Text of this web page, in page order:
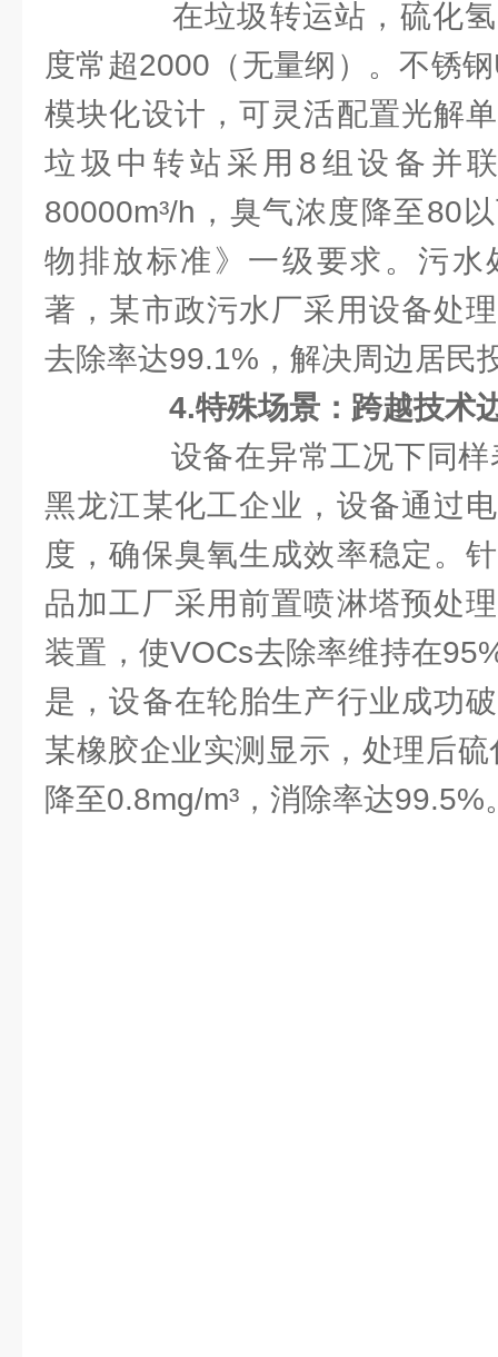
在垃圾转运站，硫化氢
度常超2000（无量纲）。不锈
模块化设计，可灵活配置光解
垃圾中转站采用8组设备并
80000m³/h，臭气浓度降至80
物排放标准》一级要求。污水
著，某市政污水厂采用设备处
去除率达99.1%，解决周边居民
4.特殊场景：跨越技术
设备在异常工况下同样
黑龙江某化工企业，设备通过
度，确保臭氧生成效率稳定。
品加工厂采用前置喷淋塔预处
装置，使VOCs去除率维持在
是，设备在轮胎生产行业成功
某橡胶企业实测显示，处理后硫
降至0.8mg/m³，消除率达99.5%